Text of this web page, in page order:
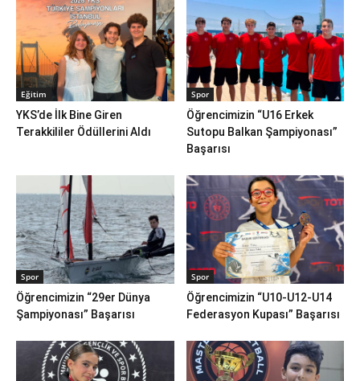
Eğitim
YKS’de İlk Bine Giren
Terakkililer Ödüllerini Aldı
Spor
Öğrencimizin “U16 Erkek
Sutopu Balkan Şampiyonası”
Başarısı
Spor
Öğrencimizin “29er Dünya
Şampiyonası” Başarısı
Spor
Öğrencimizin “U10-U12-U14
Federasyon Kupası” Başarısı